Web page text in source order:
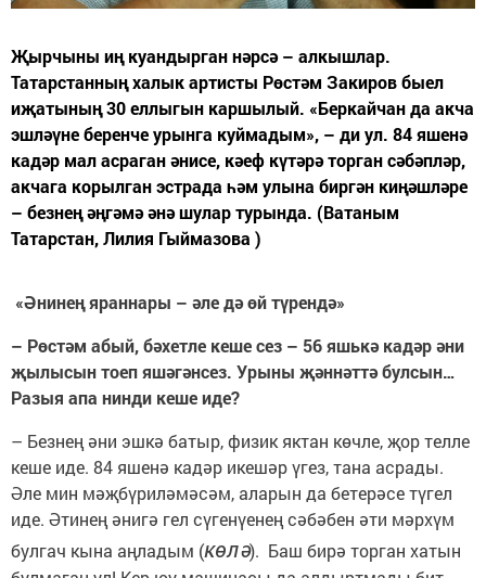
Җырчыны иң куандырган нәрсә – алкышлар.
Татарстанның халык артисты Рөстәм Закиров быел
иҗатының 30 еллыгын каршылый. «Беркайчан да акча
эшләүне беренче урынга куймадым», – ди ул. 84 яшенә
кадәр мал асраган әнисе, кәеф күтәрә торган сәбәпләр,
акчага корылган эстрада һәм улына биргән киңәшләре
– безнең әңгәмә әнә шулар турында. (Ватаным
Татарстан, Лилия Гыймазова )
«Әнинең яраннары – әле дә өй түрендә»
– Рөстәм абый, бәхетле кеше сез – 56 яшькә кадәр әни
җылысын тоеп яшәгәнсез. Урыны җәннәттә булсын…
Разыя апа нинди кеше иде?
– Безнең әни эшкә батыр, физик яктан көчле, җор телле
кеше иде. 84 яшенә кадәр икешәр үгез, тана асрады.
Әле мин мәҗбүриләмәсәм, аларын да бетерәсе түгел
иде. Әтинең әнигә гел сүгенүенең сәбәбен әти мәрхүм
булгач кына аңладым (көлә). Баш бирә торган хатын